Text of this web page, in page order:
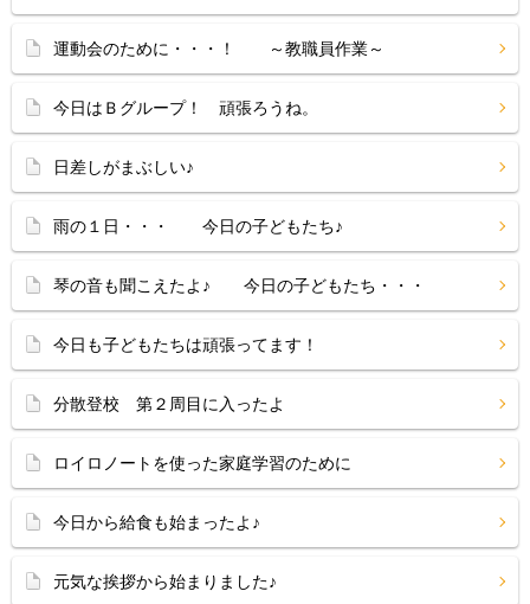
運動会のために・・・！ ～教職員作業～
今日はＢグループ！ 頑張ろうね。
日差しがまぶしい♪
雨の１日・・・ 今日の子どもたち♪
琴の音も聞こえたよ♪ 今日の子どもたち・・・
今日も子どもたちは頑張ってます！
分散登校 第２周目に入ったよ
ロイロノートを使った家庭学習のために
今日から給食も始まったよ♪
元気な挨拶から始まりました♪